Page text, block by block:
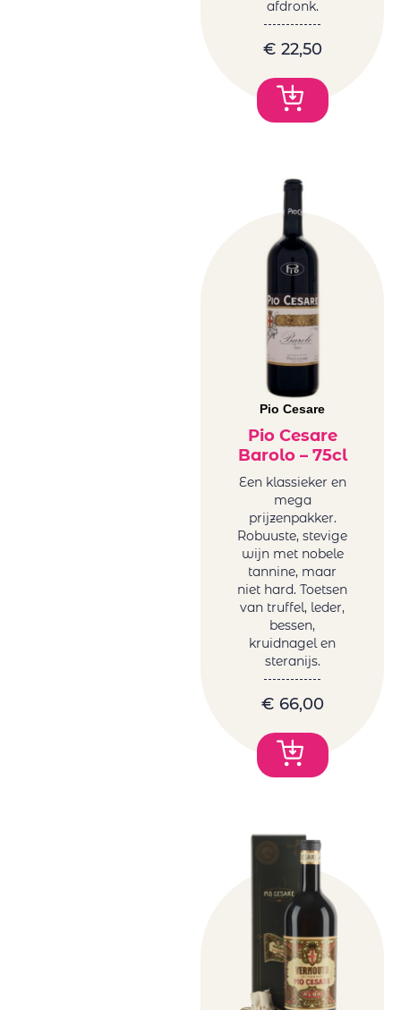
afdronk.
€ 22,50
Pio Cesare
Pio Cesare
Barolo – 75cl
Een klassieker en
mega
prijzenpakker.
Robuuste, stevige
wijn met nobele
tannine, maar
niet hard. Toetsen
van truffel, leder,
bessen,
kruidnagel en
steranijs.
€ 66,00